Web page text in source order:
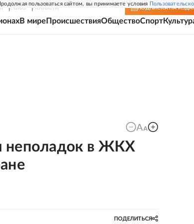
пользоваться сайтом, вы принимаете условия
СОЮЗ НОВОСТИ ПОДПИСКА НА
В мире ПроисшествияОбществоСпорт
неполадок в ЖКХ
ПОДЕЛИТЬСЯ